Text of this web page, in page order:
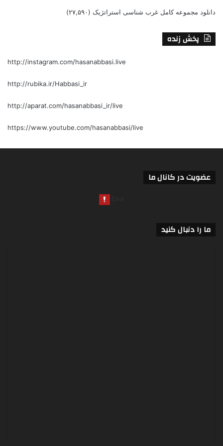
دانلود مجموعه کامل غرب شناسی استراتژیک (۲۷,۵۹۰)
پخش زنده
http://instagram.com/hasanabbasi.live
http://rubika.ir/Habbasi_ir
http://aparat.com/hasanabbasi_ir/live
https://www.youtube.com/hasanabbasi/live
عضویت در کانال ما
ما را دنبال کنید